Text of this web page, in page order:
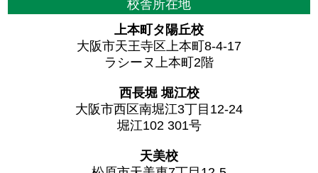
校舎所在地
上本町タ陽丘校
大阪市天王寺区上本町8-4-17
ラシーヌ上本町2階
西長堀 堀江校
大阪市西区南堀江3丁目12-24
堀江102 301号
天美校